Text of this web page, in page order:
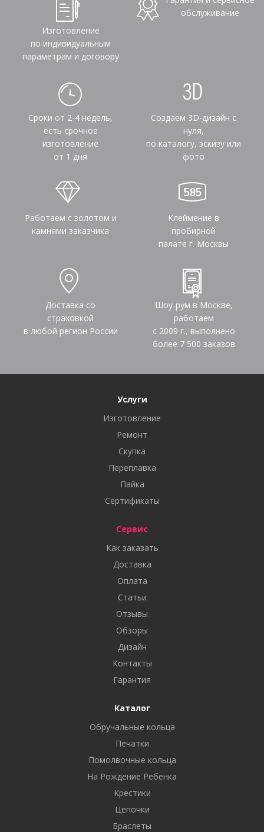
Изготовление
по индивидуальным
параметрам и договору
обслуживание
Сроки от 2-4 недель,
есть срочное
изготовление
от 1 дня
Создаем 3D-дизайн с
нуля,
по каталогу, эскизу или
фото
Работаем с золотом и
камнями заказчика
Клеймение в
пробирной
палате г. Москвы
Доставка со
страховкой
в любой регион России
Шоу-рум в Москве,
работаем
с 2009 г., выполнено
более 7 500 заказов
Услуги
Изготовление
Ремонт
Скупка
Переплавка
Пайка
Сертификаты
Сервис
Как заказать
Доставка
Оплата
Статьи
Отзывы
Обзоры
Дизайн
Контакты
Гарантия
Каталог
Обручальные кольца
Печатки
Помолвочные кольца
На Рождение Ребенка
Крестики
Цепочки
Браслеты